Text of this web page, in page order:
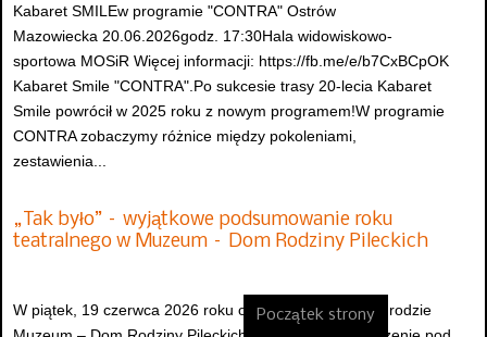
Kabaret SMILEw programie "CONTRA" Ostrów
Mazowiecka 20.06.2026godz. 17:30Hala widowiskowo-
sportowa MOSiR Więcej informacji: https://fb.me/e/b7CxBCpOK
Kabaret Smile "CONTRA".Po sukcesie trasy 20-lecia Kabaret
Smile powrócił w 2025 roku z nowym programem!W programie
CONTRA zobaczymy różnice między pokoleniami,
zestawienia...
„Tak było” – wyjątkowe podsumowanie roku
teatralnego w Muzeum – Dom Rodziny Pileckich
W piątek, 19 czerwca 2026 roku o godzinie 13:00 w ogrodzie
Początek strony